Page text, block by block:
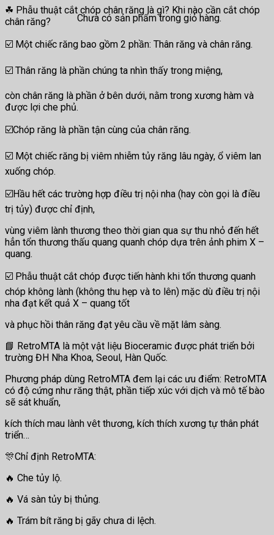
Chưa có sản phẩm trong giỏ hàng.
☘ Phẫu thuật cắt chóp chân răng là gì? Khi nào cần cắt chóp
chân răng?
☑️ Một chiếc răng bao gồm 2 phần: Thân răng và chân răng.
☑️ Thân răng là phần chúng ta nhìn thấy trong miệng,
còn chân răng là phần ở bên dưới, nằm trong xương hàm và
được lợi che phủ.
☑️Chóp răng là phần tận cùng của chân răng.
☑️ Một chiếc răng bị viêm nhiễm tủy răng lâu ngày, ổ viêm lan
xuống chóp.
☑️Hầu hết các trường hợp điều trị nội nha (hay còn gọi là điều
trị tủy) được chỉ định,
vùng viêm lành thương theo thời gian qua sự thu nhỏ đến hết
hẳn tổn thương thấu quang quanh chóp dựa trên ảnh phim X –
quang.
☑️ Phẫu thuật cắt chóp được tiến hành khi tổn thương quanh
chóp không lành (không thu hẹp và to lên) mặc dù điều trị nội
nha đạt kết quả X – quang tốt
và phục hồi thân răng đạt yêu cầu về mặt lâm sàng.
📘 RetroMTA là một vật liệu Bioceramic được phát triển bởi
trường ĐH Nha Khoa, Seoul, Hàn Quốc.
Phương pháp dùng RetroMTA đem lại các ưu điểm: RetroMTA
có độ cứng như răng thật, phần tiếp xúc với dịch và mô tế bào
sẽ sát khuẩn,
kích thích mau lành vêt thương, kích thích xương tự thân phát
triển… ️
🎊Chỉ định RetroMTA:
🔥 Che tủy lộ.
🔥 Vá sàn tủy bị thủng.
🔥 Trám bít răng bị gãy chưa di lệch.